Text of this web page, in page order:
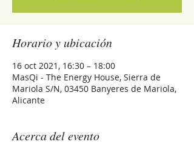
Horario y ubicación
16 oct 2021, 16:30 – 18:00
MasQi - The Energy House, Sierra de
Mariola S/N, 03450 Banyeres de Mariola,
Alicante
Acerca del evento